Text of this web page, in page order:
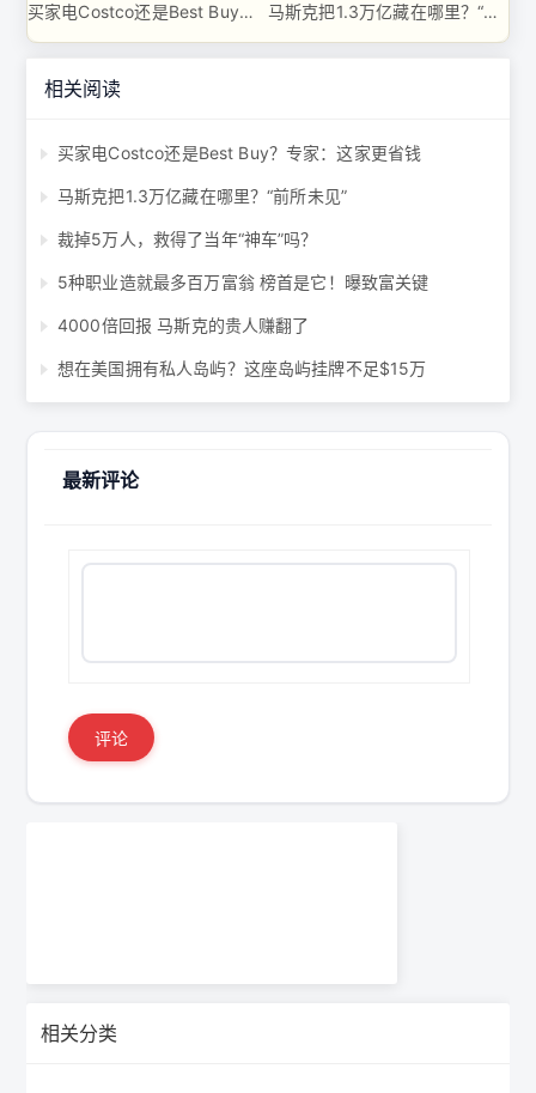
买家电Costco还是Best Buy？专家：这家更省钱
马斯克把1.3万亿藏在哪里？“前所未见”
相关阅读
买家电Costco还是Best Buy？专家：这家更省钱
马斯克把1.3万亿藏在哪里？“前所未见”
裁掉5万人，救得了当年“神车”吗？
5种职业造就最多百万富翁 榜首是它！曝致富关键
4000倍回报 马斯克的贵人赚翻了
想在美国拥有私人岛屿？这座岛屿挂牌不足$15万
最新评论
评论
相关分类